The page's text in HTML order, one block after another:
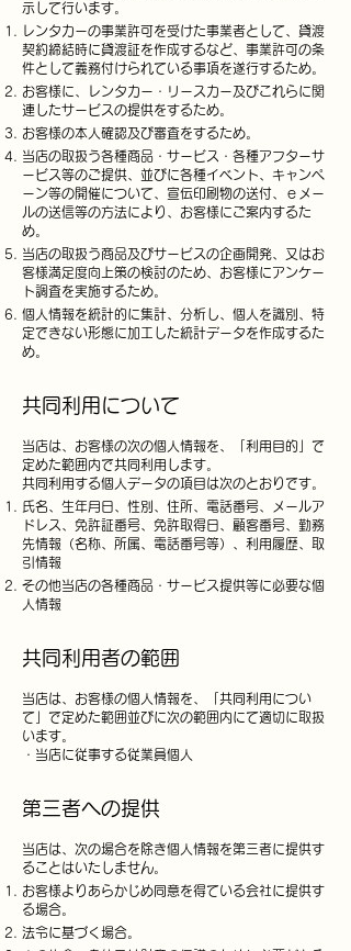
示して行います。
レンタカーの事業許可を受けた事業者として、貸渡
契約締結時に貸渡証を作成するなど、事業許可の条
件として義務付けられている事項を遂行するため。
お客様に、レンタカー・リースカー及びこれ らに関
連したサービスの提供をするため。
お客様の本人確認及び審査をするため。
当店の取扱う各種商品・サービス・各種アフターサ
ービス等のご提供、並びに各種イベント、キャンペ
ーン等の開催について、宣伝印刷物の送付、ｅメー
ルの送信等の方法により、お客様にご案内するた
め。
当店の取扱う商品及びサービスの企画開発、又はお
客様満足度向上策の検討のため、お客様にアンケー
ト調査を実施するため。
個人情報を統計的に集計、分析し、個人を識別、特
定できない形態に加工した統計データを作成するた
め。
共同利用について
当店は、お客様の次の個人情報を、「利用目的」で
定めた範囲内で共同利用します。
共同利用する個人データの項目は次のとおりです。
氏名、生年月日、性別、住所、電話番号、メールア
ドレス、免許証番号、免許取得日、顧客番号、勤務
先情報（名称、所属、電話番号等）、利用履歴、取
引情報
その他当店の各種商品・サービス提供等に必要な個
人情報
共同利用者の範囲
当店は、お客様の個人情報を、「共同利用につい
て」で定めた範囲並びに次の範囲内にて適切に取扱
います。
・当店に従事する従業員個人
第三者への提供
当店は、次の場合を除き個人情報を第三者に提供す
ることはいたしません。
お客様よりあらかじめ同意を得ている会社に提供す
る場合。
法令に基づく場合。